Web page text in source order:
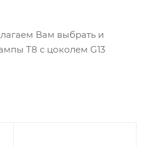
Вам выбрать и
T8 с цоколем G13